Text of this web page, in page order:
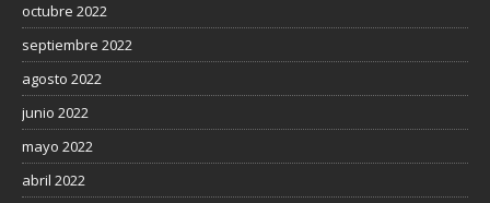
octubre 2022
septiembre 2022
agosto 2022
junio 2022
mayo 2022
abril 2022